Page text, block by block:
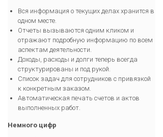
Вся информация о текущих делах хранится в
одном месте.
Отчеты вызываются одним кликом и
отражают подробную информацию по всем
аспектам деятельности.
Доходы, расходы и долги теперь всегда
структурированы и под рукой.
Список задач для сотрудников с привязкой
к конкретным заказом.
Автоматическая печать счетов и актов
выполненных работ.
Немного цифр